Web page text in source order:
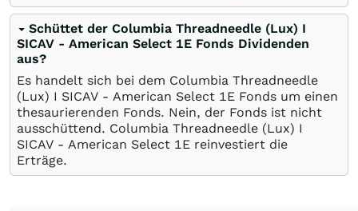
Schüttet der Columbia Threadneedle (Lux) I
SICAV - American Select 1E Fonds Dividenden
aus?
Es handelt sich bei dem Columbia Threadneedle
(Lux) I SICAV - American Select 1E Fonds um einen
thesaurierenden Fonds. Nein, der Fonds ist nicht
ausschüttend. Columbia Threadneedle (Lux) I
SICAV - American Select 1E reinvestiert die
Erträge.